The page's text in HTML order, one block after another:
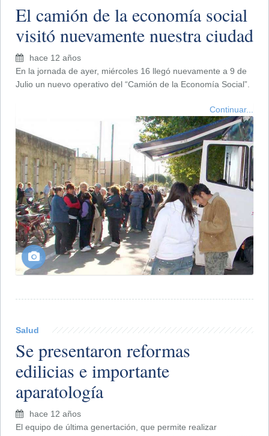
El camión de la economía social
visitó nuevamente nuestra ciudad
hace 12 años
En la jornada de ayer, miércoles 16 llegó nuevamente a 9 de
Julio un nuevo operativo del “Camión de la Economía Social”.
Continuar...
Salud
Se presentaron reformas
edilicias e importante
aparatología
hace 12 años
El equipo de última genertación, que permite realizar